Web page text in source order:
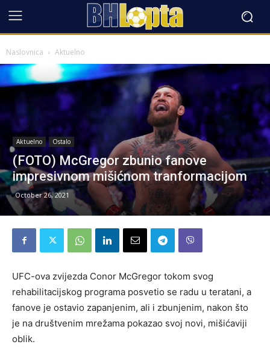
Naslovnica Aktuelno
Aktuelno Ostalo
(FOTO) McGregor zbunio fanove
impresivnom mišićnom tranformacijom
October 26, 2021
UFC-ova zvijezda Conor McGregor tokom svog
rehabilitacijskog programa posvetio se radu u teratani, a
fanove je ostavio zapanjenim, ali i zbunjenim, nakon što
je na društvenim mrežama pokazao svoj novi, mišićaviji
oblik.